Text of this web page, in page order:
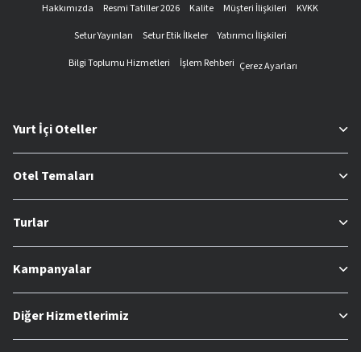
Hakkımızda Resmi Tatiller 2026 Kalite Müşteri İlişkileri
KVKK
Setur Yayınları
Setur Etik İlkeler
Yatırımcı İlişkileri
Bilgi Toplumu Hizmetleri
İşlem Rehberi Çerez Ayarları
Yurt İçi Oteller
Otel Temaları
Turlar
Kampanyalar
Diğer Hizmetlerimiz